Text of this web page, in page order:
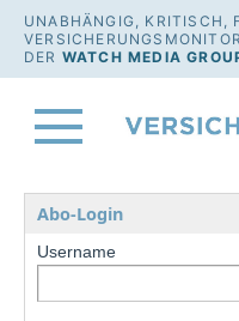
UNABHÄNGIG, KRITISCH,
DER WATCH MEDIA
Abo-Login
Username